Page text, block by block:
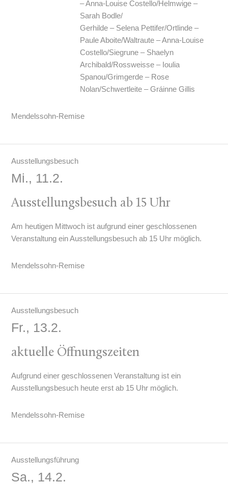
– Anna-Louise Costello/Helmwige –
Sarah Bodle/
Gerhilde – Selena Pettifer/Ortlinde –
Paule Aboite/Waltraute – Anna-Louise
Costello/Siegrune – Shaelyn
Archibald/Rossweisse – Ioulia
Spanou/Grimgerde – Rose
Nolan/Schwertleite – Gráinne Gillis
Mendelssohn-Remise
Ausstellungsbesuch
Mi., 11.2.
Ausstellungsbesuch ab 15 Uhr
Am heutigen Mittwoch ist aufgrund einer geschlossenen
Veranstaltung ein Ausstellungsbesuch ab 15 Uhr möglich.
Mendelssohn-Remise
Ausstellungsbesuch
Fr., 13.2.
aktuelle Öffnungszeiten
Aufgrund einer geschlossenen Veranstaltung ist ein
Ausstellungsbesuch heute erst ab 15 Uhr möglich.
Mendelssohn-Remise
Ausstellungsführung
Sa., 14.2.